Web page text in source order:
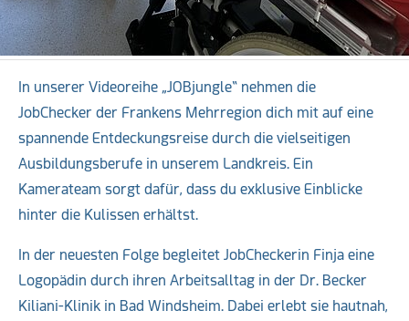
In unserer Videoreihe „JOBjungle“ nehmen die
JobChecker der Frankens Mehrregion dich mit auf eine
spannende Entdeckungsreise durch die vielseitigen
Ausbildungsberufe in unserem Landkreis. Ein
Kamerateam sorgt dafür, dass du exklusive Einblicke
hinter die Kulissen erhältst.
In der neuesten Folge begleitet JobCheckerin Finja eine
Logopädin durch ihren Arbeitsalltag in der Dr. Becker
Kiliani-Klinik in Bad Windsheim. Dabei erlebt sie hautnah,